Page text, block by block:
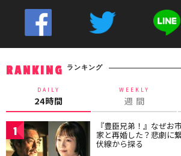
RANKING ランキング
DAILY
24時間
WEEKLY
週 間
1 『豊臣兄弟！』なぜお
家と再婚した？悲劇に
伏線から探る